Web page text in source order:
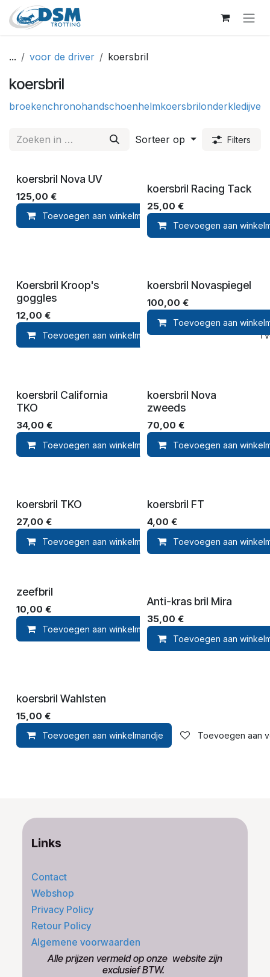
Overslaan naar inhoud
... voor de driver koersbril
koersbril
broekenchronohandschoenhelmkoersbrilonderkledij
Sorteer op Filters
koersbril Nova UV
125,00 €
Toevoegen aan winkelmandje Toevoegen aan
koersbril Racing Tack
25,00 €
Toevoegen aan
Koersbril Kroop's
goggles
12,00 €
Toevoegen aan winkelmandje Toevoegen aan
koersbril Novaspiegel
100,00 €
Toevoegen aan
koersbril California
TKO
34,00 €
Toevoegen aan winkelmandje Toevoegen aan
koersbril Nova
zweeds
70,00 €
Toevoegen aan
koersbril TKO
27,00 €
Toevoegen aan winkelmandje Toevoegen aan
koersbril FT
4,00 €
Toevoegen aan
zeefbril
10,00 €
Toevoegen aan winkelmandje Toevoegen aan
Anti-kras bril Mira
35,00 €
Toevoegen aan
koersbril Wahlsten
15,00 €
Toevoegen aan winkelmandje Toevoegen aan
Links
Contact
Webshop
Privacy Policy
Retour Policy
Algemene voorwaarden
​Alle prijzen vermeld op onze ​website zijn
exclusief BTW.